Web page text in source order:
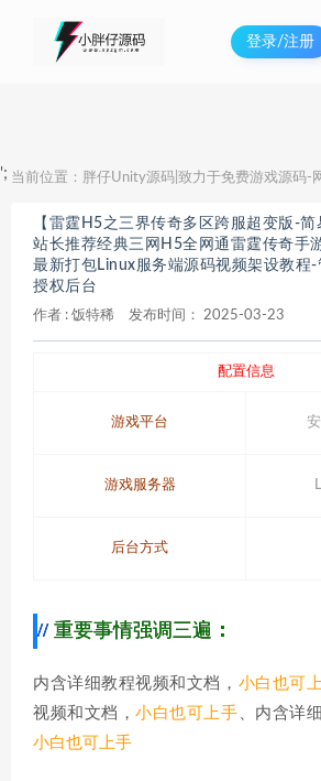
登录/注册
'; 当前位置： 胖仔Unity源码|致力于免费游戏源码-
【雷霆H5之三界传奇多区跨服超变版-简
站长推荐经典三网H5全网通雷霆传奇手
最新打包Linux服务端源码视频架设教程
授权后台
作者 : 饭特稀 发布时间： 2025-03-23
配置信息
游戏平台
游戏服务器
后台方式
重要事情强调三遍 ：
内含详细教程视频和文档， 小白也可
视频和文档，小白也可上手 、内含详
小白也可上手